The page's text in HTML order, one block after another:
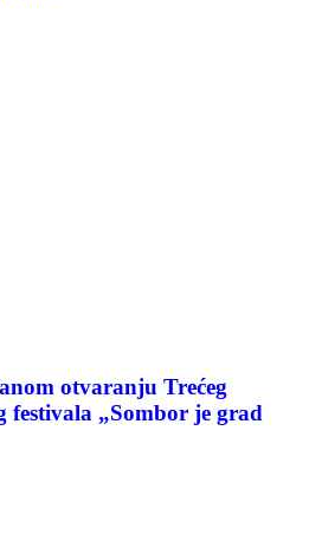
otvaranju Trećeg
festivala „Sombor je grad